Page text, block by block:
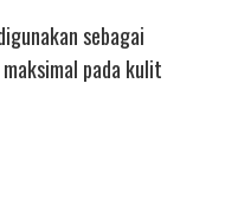
sebagai
pada kulit